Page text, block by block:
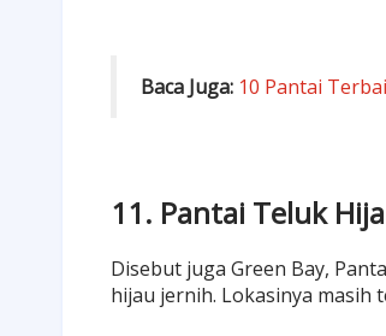
Baca Juga: 10 Pantai
11. Pantai Teluk
Disebut juga Green Bay,
hijau jernih. Lokasinya masih